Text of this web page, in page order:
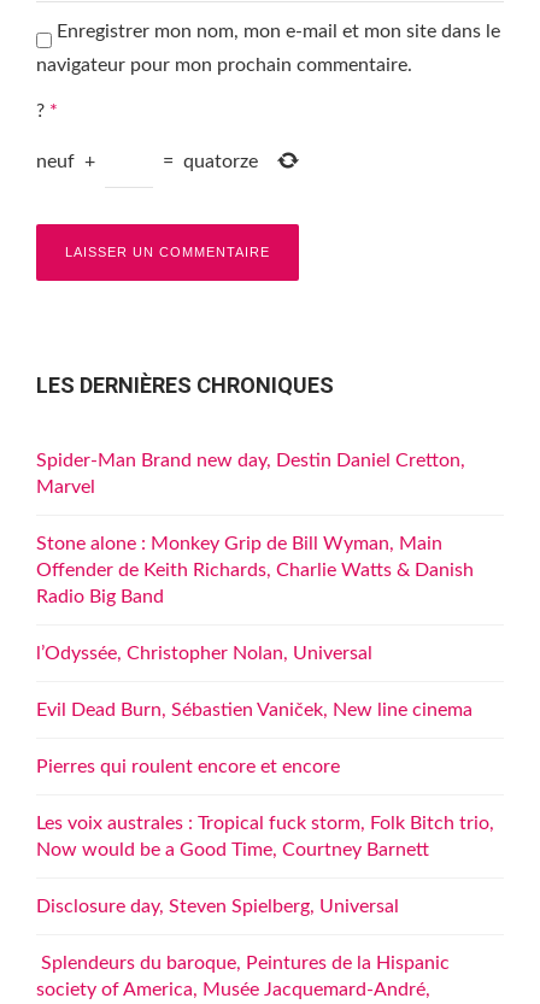
Enregistrer mon nom, mon e-mail et mon site dans le
navigateur pour mon prochain commentaire.
? *
neuf + = quatorze
LES DERNIÈRES CHRONIQUES
Spider-Man Brand new day, Destin Daniel Cretton,
Marvel
Stone alone : Monkey Grip de Bill Wyman, Main
Offender de Keith Richards, Charlie Watts & Danish
Radio Big Band
l’Odyssée, Christopher Nolan, Universal
Evil Dead Burn, Sébastien Vaniček, New line cinema
Pierres qui roulent encore et encore
Les voix australes : Tropical fuck storm, Folk Bitch trio,
Now would be a Good Time, Courtney Barnett
Disclosure day, Steven Spielberg, Universal
Splendeurs du baroque, Peintures de la Hispanic
society of America, Musée Jacquemard-André,